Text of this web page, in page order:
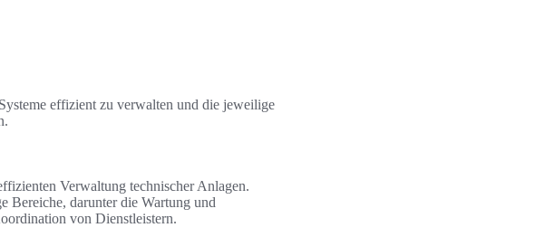
effizient zu verwalten und die jeweilige
Verwaltung technischer Anlagen.
Bereiche, darunter die Wartung und
von Dienstleistern.